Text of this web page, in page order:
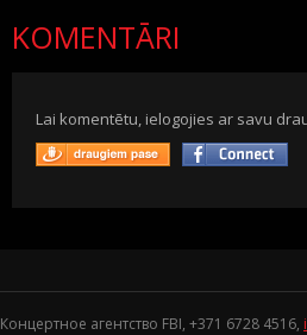
KOMENTĀRI
Lai komentētu, ielogojies ar savu
Концертное агентство FBI, +371 6728 4516,